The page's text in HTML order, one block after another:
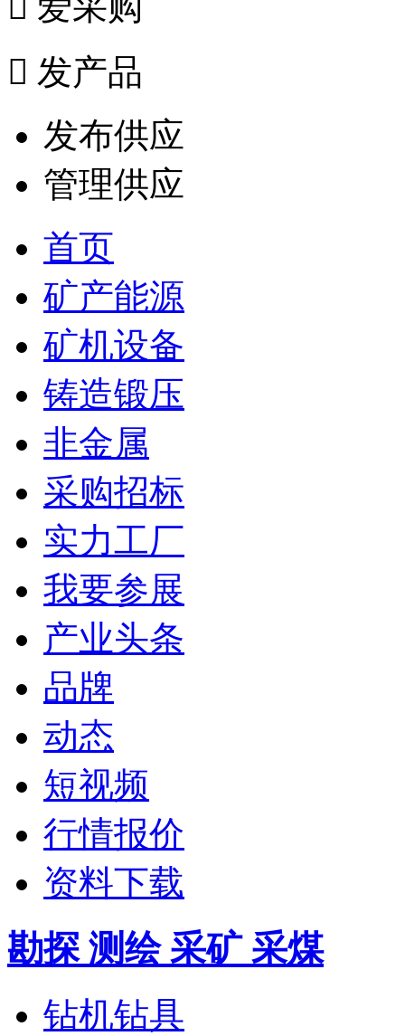
 发产品
发布供应
管理供应
首页
矿产能源
矿机设备
铸造锻压
非金属
采购招标
实力工厂
我要参展
产业头条
品牌
动态
短视频
行情报价
资料下载
勘探 测绘 采矿 采煤
钻机钻具